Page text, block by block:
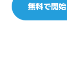
無料で開始